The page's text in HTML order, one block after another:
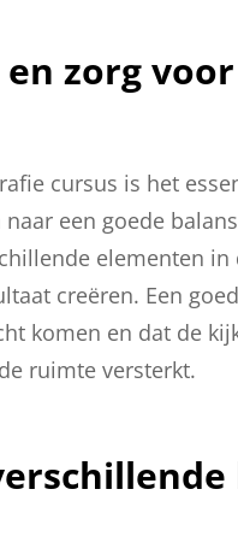
zorg
cursus is het
een goede
elementen
creëren. Een
komen en dat de
ruimte versterkt.